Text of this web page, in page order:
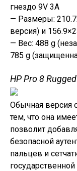
гнездо 9V 3A
— Размеры:
версия) и
— Вес: 488 g
785 g
HP Pro 8
Обычная версия
тем, что она
позволит
безопасной
пальцев и